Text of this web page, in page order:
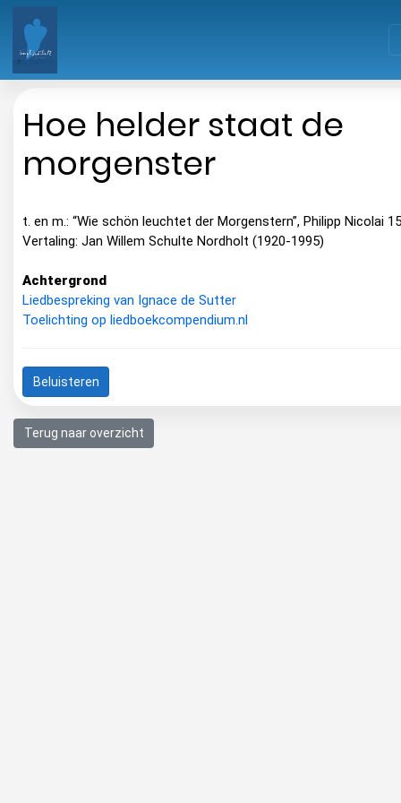
Hoe helder staat de
morgenster
t. en m.: “Wie schön leuchtet der Morgenstern”, Philipp Nicolai
Vertaling: Jan Willem Schulte Nordholt (1920-1995)
Achtergrond
Liedbespreking van Ignace de Sutter
Toelichting op liedboekcompendium.nl
Beluisteren
Terug naar overzicht